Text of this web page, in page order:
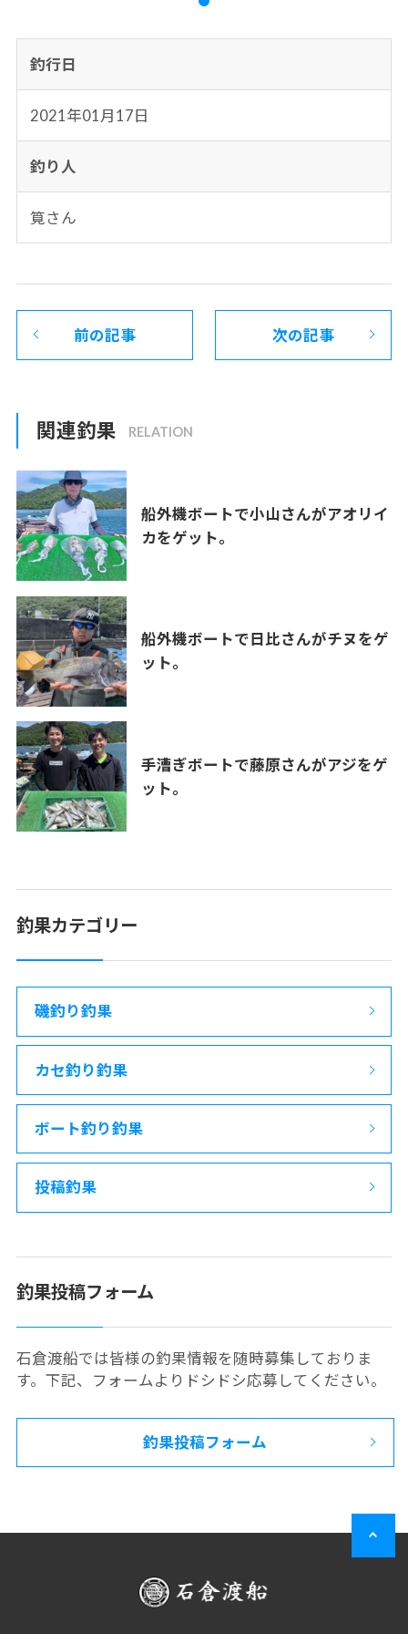
釣行日
2021年01月17日
釣り人
筧さん
前の記事 次の記事
関連釣果
船外機ボートで小山さんがアオリイ
カをゲット。
船外機ボートで日比さんがチヌをゲ
ット。
手漕ぎボートで藤原さんがアジをゲ
ット。
釣果カテゴリー
磯釣り釣果
カセ釣り釣果
ボート釣り釣果
投稿釣果
釣果投稿フォーム
石倉渡船では皆様の釣果情報を随時募集しておりま
す。下記、フォームよりドシドシ応募してください。
釣果投稿フォーム